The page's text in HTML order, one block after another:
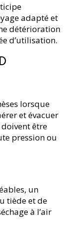
adapté et
détérioration
d’utilisation.
lorsque
et évacuer
être
pression ou
un
tiède et de
à l’air